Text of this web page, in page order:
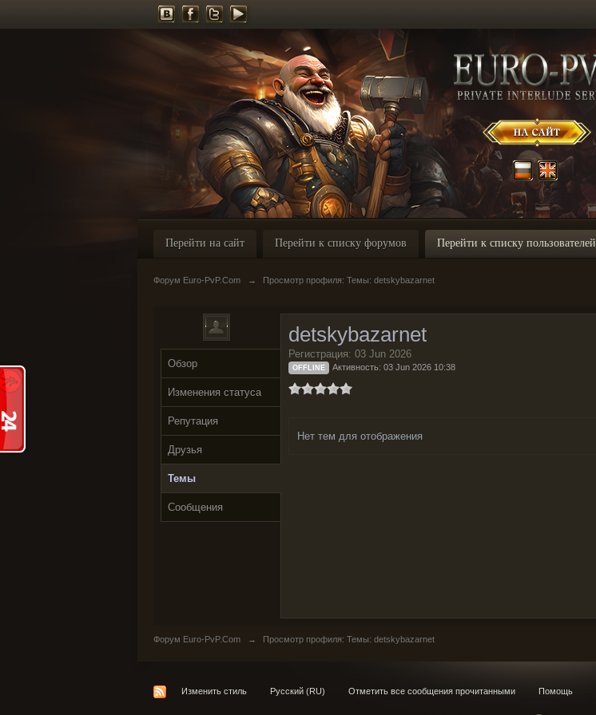
Перейти на сайт Перейти к списку форумов Перейти к списку пользователей
Форум Euro-PvP.Com → Просмотр профиля: Темы: detskybazarnet
Обзор
Изменения статуса
Репутация
Друзья
Темы
Сообщения
detskybazarnet
Регистрация: 03 Jun 2026
OFFLINE Активность: 03 Jun 2026 10:38
Нет тем для отображения
Форум Euro-PvP.Com → Просмотр профиля: Темы: detskybazarnet
Изменить стиль Русский (RU) Отметить все сообщения прочитанными Помощь